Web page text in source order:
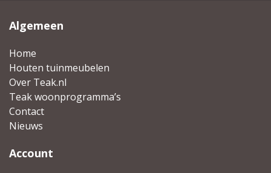
Algemeen
Home
Houten tuinmeubelen
Over Teak.nl
Teak woonprogramma’s
Contact
Nieuws
Account